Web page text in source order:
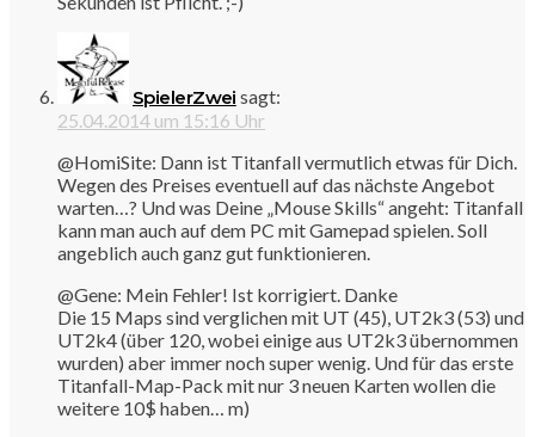
SpielerZwei sagt:
25.04.2014 um 15:16 Uhr
@HomiSite: Dann ist Titanfall vermutlich etwas für Dich.
Wegen des Preises eventuell auf das nächste Angebot
warten…? Und was Deine „Mouse Skills“ angeht: Titanfall
kann man auch auf dem PC mit Gamepad spielen. Soll
angeblich auch ganz gut funktionieren.
@Gene: Mein Fehler! Ist korrigiert. Danke
Die 15 Maps sind verglichen mit UT (45), UT2k3 (53) und
UT2k4 (über 120, wobei einige aus UT2k3 übernommen
wurden) aber immer noch super wenig. Und für das erste
Titanfall-Map-Pack mit nur 3 neuen Karten wollen die
weitere 10$ haben… m)